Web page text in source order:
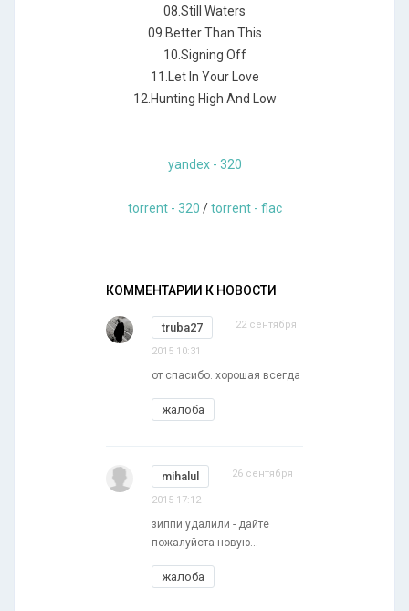
08.Still Waters
09.Better Than This
10.Signing Off
11.Let In Your Love
12.Hunting High And Low
yandex - 320
torrent - 320 /torrent - flac
КОММЕНТАРИИ К НОВОСТИ
truba27 22 сентября
2015 10:31
от спасибо. хорошая всегда
жалоба
mihalul 26 сентября
2015 17:12
зиппи удалили - дайте
пожалуйста новую...
жалоба